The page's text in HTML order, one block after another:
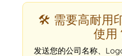
🛠️ 需要高耐用
使用
发送您的公司名称、